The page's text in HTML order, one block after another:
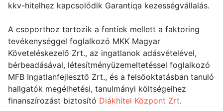
kkv-hitelhez kapcsolódik Garantiqa kezességvállalás.
A csoporthoz tartozik a fentiek mellett a faktoring
tevékenységgel foglalkozó MKK Magyar
Követeléskezelő Zrt., az ingatlanok adásvételével,
bérbeadásával, létesítményüzemeltetéssel foglalkozó
MFB Ingatlanfejlesztő Zrt., és a felsőoktatásban tanuló
hallgatók megélhetési, tanulmányi költségeihez
finanszírozást biztosító Diákhitel Központ Zrt.